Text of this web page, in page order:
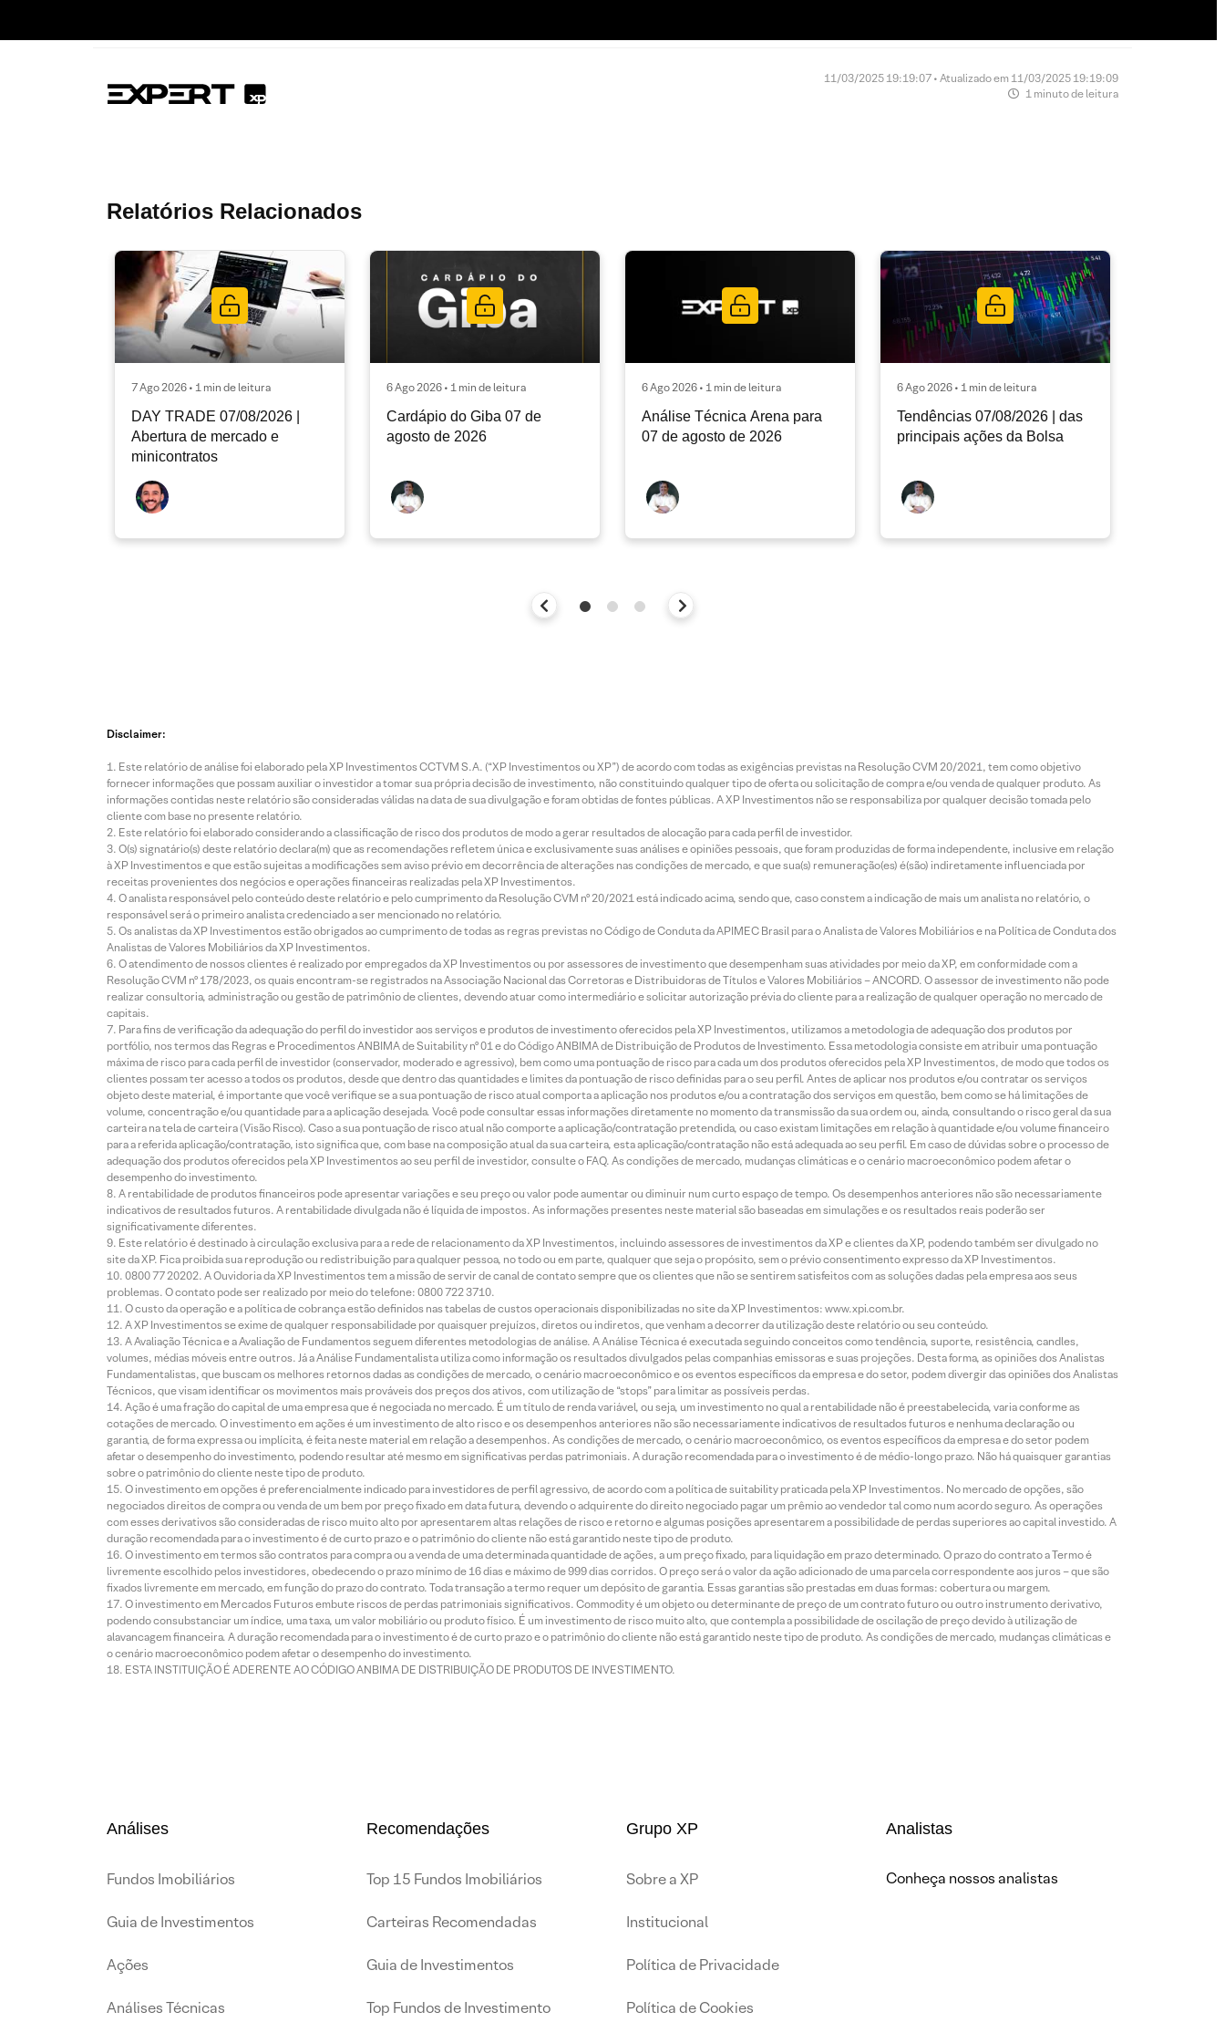
11/03/2025 19:19:07 • Atualizado em 11/03/2025 19:19:09
1 minuto de leitura
Relatórios Relacionados
7 Ago 2026 • 1 min de leitura
DAY TRADE 07/08/2026 |
Abertura de mercado e
minicontratos
6 Ago 2026 • 1 min de leitura
Cardápio do Giba 07 de
agosto de 2026
6 Ago 2026 • 1 min de leitura
Análise Técnica Arena para
07 de agosto de 2026
6 Ago 2026 • 1 min de leitura
Tendências 07/08/2026 | das
principais ações da Bolsa
Disclaimer:
Este relatório de análise foi elaborado pela XP Investimentos CCTVM S.A. (“XP Investimentos ou XP”) de acordo com todas as exigências previstas na Resolução CVM 20/2021, tem como objetivo
fornecer informações que possam auxiliar o investidor a tomar sua própria decisão de investimento, não constituindo qualquer tipo de oferta ou solicitação de compra e/ou venda de qualquer produto. As
informações contidas neste relatório são consideradas válidas na data de sua divulgação e foram obtidas de fontes públicas. A XP Investimentos não se responsabiliza por qualquer decisão tomada pelo
cliente com base no presente relatório.
Este relatório foi elaborado considerando a classificação de risco dos produtos de modo a gerar resultados de alocação para cada perfil de investidor.
O(s) signatário(s) deste relatório declara(m) que as recomendações refletem única e exclusivamente suas análises e opiniões pessoais, que foram produzidas de forma independente, inclusive em relação
à XP Investimentos e que estão sujeitas a modificações sem aviso prévio em decorrência de alterações nas condições de mercado, e que sua(s) remuneração(es) é(são) indiretamente influenciada por
receitas provenientes dos negócios e operações financeiras realizadas pela XP Investimentos.
O analista responsável pelo conteúdo deste relatório e pelo cumprimento da Resolução CVM nº 20/2021 está indicado acima, sendo que, caso constem a indicação de mais um analista no relatório, o
responsável será o primeiro analista credenciado a ser mencionado no relatório.
Os analistas da XP Investimentos estão obrigados ao cumprimento de todas as regras previstas no Código de Conduta da APIMEC Brasil para o Analista de Valores Mobiliários e na Política de Conduta dos
Analistas de Valores Mobiliários da XP Investimentos.
O atendimento de nossos clientes é realizado por empregados da XP Investimentos ou por assessores de investimento que desempenham suas atividades por meio da XP, em conformidade com a
Resolução CVM nº 178/2023, os quais encontram-se registrados na Associação Nacional das Corretoras e Distribuidoras de Títulos e Valores Mobiliários – ANCORD. O assessor de investimento não pode
realizar consultoria, administração ou gestão de patrimônio de clientes, devendo atuar como intermediário e solicitar autorização prévia do cliente para a realização de qualquer operação no mercado de
capitais.
Para fins de verificação da adequação do perfil do investidor aos serviços e produtos de investimento oferecidos pela XP Investimentos, utilizamos a metodologia de adequação dos produtos por
portfólio, nos termos das Regras e Procedimentos ANBIMA de Suitability nº 01 e do Código ANBIMA de Distribuição de Produtos de Investimento. Essa metodologia consiste em atribuir uma pontuação
máxima de risco para cada perfil de investidor (conservador, moderado e agressivo), bem como uma pontuação de risco para cada um dos produtos oferecidos pela XP Investimentos, de modo que todos os
clientes possam ter acesso a todos os produtos, desde que dentro das quantidades e limites da pontuação de risco definidas para o seu perfil. Antes de aplicar nos produtos e/ou contratar os serviços
objeto deste material, é importante que você verifique se a sua pontuação de risco atual comporta a aplicação nos produtos e/ou a contratação dos serviços em questão, bem como se há limitações de
volume, concentração e/ou quantidade para a aplicação desejada. Você pode consultar essas informações diretamente no momento da transmissão da sua ordem ou, ainda, consultando o risco geral da sua
carteira na tela de carteira (Visão Risco). Caso a sua pontuação de risco atual não comporte a aplicação/contratação pretendida, ou caso existam limitações em relação à quantidade e/ou volume financeiro
para a referida aplicação/contratação, isto significa que, com base na composição atual da sua carteira, esta aplicação/contratação não está adequada ao seu perfil. Em caso de dúvidas sobre o processo de
adequação dos produtos oferecidos pela XP Investimentos ao seu perfil de investidor, consulte o FAQ. As condições de mercado, mudanças climáticas e o cenário macroeconômico podem afetar o
desempenho do investimento.
A rentabilidade de produtos financeiros pode apresentar variações e seu preço ou valor pode aumentar ou diminuir num curto espaço de tempo. Os desempenhos anteriores não são necessariamente
indicativos de resultados futuros. A rentabilidade divulgada não é líquida de impostos. As informações presentes neste material são baseadas em simulações e os resultados reais poderão ser
significativamente diferentes.
Este relatório é destinado à circulação exclusiva para a rede de relacionamento da XP Investimentos, incluindo assessores de investimentos da XP e clientes da XP, podendo também ser divulgado no
site da XP. Fica proibida sua reprodução ou redistribuição para qualquer pessoa, no todo ou em parte, qualquer que seja o propósito, sem o prévio consentimento expresso da XP Investimentos.
0800 77 20202. A Ouvidoria da XP Investimentos tem a missão de servir de canal de contato sempre que os clientes que não se sentirem satisfeitos com as soluções dadas pela empresa aos seus
problemas. O contato pode ser realizado por meio do telefone: 0800 722 3710.
O custo da operação e a política de cobrança estão definidos nas tabelas de custos operacionais disponibilizadas no site da XP Investimentos: www.xpi.com.br.
A XP Investimentos se exime de qualquer responsabilidade por quaisquer prejuízos, diretos ou indiretos, que venham a decorrer da utilização deste relatório ou seu conteúdo.
A Avaliação Técnica e a Avaliação de Fundamentos seguem diferentes metodologias de análise. A Análise Técnica é executada seguindo conceitos como tendência, suporte, resistência, candles,
volumes, médias móveis entre outros. Já a Análise Fundamentalista utiliza como informação os resultados divulgados pelas companhias emissoras e suas projeções. Desta forma, as opiniões dos Analistas
Fundamentalistas, que buscam os melhores retornos dadas as condições de mercado, o cenário macroeconômico e os eventos específicos da empresa e do setor, podem divergir das opiniões dos Analistas
Técnicos, que visam identificar os movimentos mais prováveis dos preços dos ativos, com utilização de “stops” para limitar as possíveis perdas.
Ação é uma fração do capital de uma empresa que é negociada no mercado. É um título de renda variável, ou seja, um investimento no qual a rentabilidade não é preestabelecida, varia conforme as
cotações de mercado. O investimento em ações é um investimento de alto risco e os desempenhos anteriores não são necessariamente indicativos de resultados futuros e nenhuma declaração ou
garantia, de forma expressa ou implícita, é feita neste material em relação a desempenhos. As condições de mercado, o cenário macroeconômico, os eventos específicos da empresa e do setor podem
afetar o desempenho do investimento, podendo resultar até mesmo em significativas perdas patrimoniais. A duração recomendada para o investimento é de médio-longo prazo. Não há quaisquer garantias
sobre o patrimônio do cliente neste tipo de produto.
O investimento em opções é preferencialmente indicado para investidores de perfil agressivo, de acordo com a política de suitability praticada pela XP Investimentos. No mercado de opções, são
negociados direitos de compra ou venda de um bem por preço fixado em data futura, devendo o adquirente do direito negociado pagar um prêmio ao vendedor tal como num acordo seguro. As operações
com esses derivativos são consideradas de risco muito alto por apresentarem altas relações de risco e retorno e algumas posições apresentarem a possibilidade de perdas superiores ao capital investido. A
duração recomendada para o investimento é de curto prazo e o patrimônio do cliente não está garantido neste tipo de produto.
O investimento em termos são contratos para compra ou a venda de uma determinada quantidade de ações, a um preço fixado, para liquidação em prazo determinado. O prazo do contrato a Termo é
livremente escolhido pelos investidores, obedecendo o prazo mínimo de 16 dias e máximo de 999 dias corridos. O preço será o valor da ação adicionado de uma parcela correspondente aos juros – que são
fixados livremente em mercado, em função do prazo do contrato. Toda transação a termo requer um depósito de garantia. Essas garantias são prestadas em duas formas: cobertura ou margem.
O investimento em Mercados Futuros embute riscos de perdas patrimoniais significativos. Commodity é um objeto ou determinante de preço de um contrato futuro ou outro instrumento derivativo,
podendo consubstanciar um índice, uma taxa, um valor mobiliário ou produto físico. É um investimento de risco muito alto, que contempla a possibilidade de oscilação de preço devido à utilização de
alavancagem financeira. A duração recomendada para o investimento é de curto prazo e o patrimônio do cliente não está garantido neste tipo de produto. As condições de mercado, mudanças climáticas e
o cenário macroeconômico podem afetar o desempenho do investimento.
ESTA INSTITUIÇÃO É ADERENTE AO CÓDIGO ANBIMA DE DISTRIBUIÇÃO DE PRODUTOS DE INVESTIMENTO.
Análises
Fundos Imobiliários
Guia de Investimentos
Ações
Análises Técnicas
Recomendações
Top 15 Fundos Imobiliários
Carteiras Recomendadas
Guia de Investimentos
Top Fundos de Investimento
Grupo XP
Sobre a XP
Institucional
Política de Privacidade
Política de Cookies
Analistas
Conheça nossos analistas